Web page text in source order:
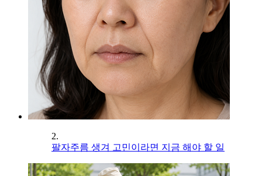
2.
팔자주름 생겨 고민이라면 지금 해야 할 일